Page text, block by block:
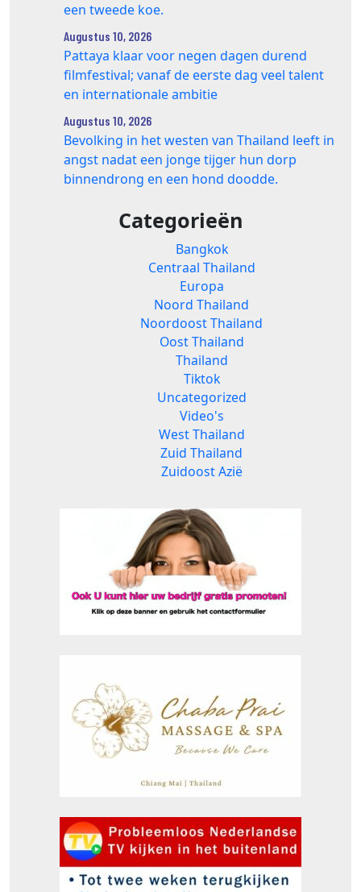
een tweede koe.
Augustus 10, 2026
Pattaya klaar voor negen dagen durend
filmfestival; vanaf de eerste dag veel talent
en internationale ambitie
Augustus 10, 2026
Bevolking in het westen van Thailand leeft in
angst nadat een jonge tijger hun dorp
binnendrong en een hond doodde.
Categorieën
Bangkok
Centraal Thailand
Europa
Noord Thailand
Noordoost Thailand
Oost Thailand
Thailand
Tiktok
Uncategorized
Video's
West Thailand
Zuid Thailand
Zuidoost Azië